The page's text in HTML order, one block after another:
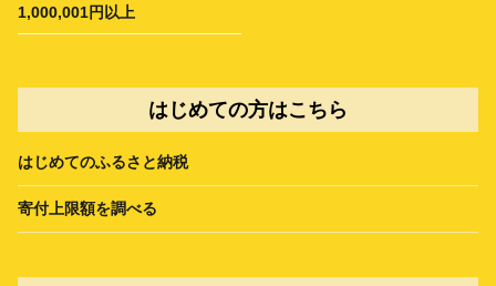
1,000,001円以上
はじめての方はこちら
はじめてのふるさと納税
寄付上限額を調べる